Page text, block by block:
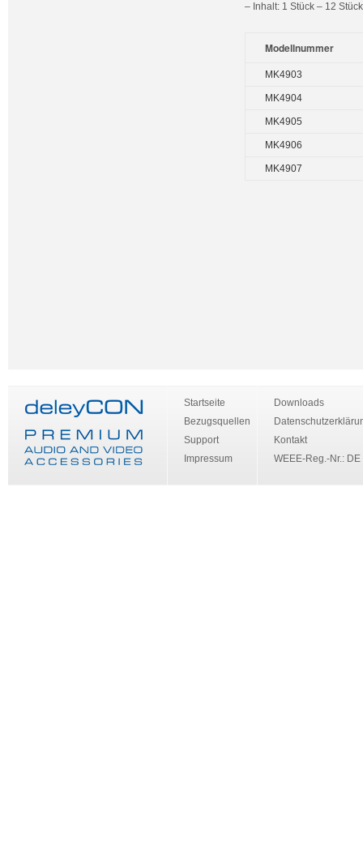
– Inhalt: 1 Stück – 12 Stück
Modellnummer
MK4903
MK4904
MK4905
MK4906
MK4907
Startseite
Bezugsquellen
Support
Impressum
Downloads
Kontakt
WEEE-Reg.-Nr.: